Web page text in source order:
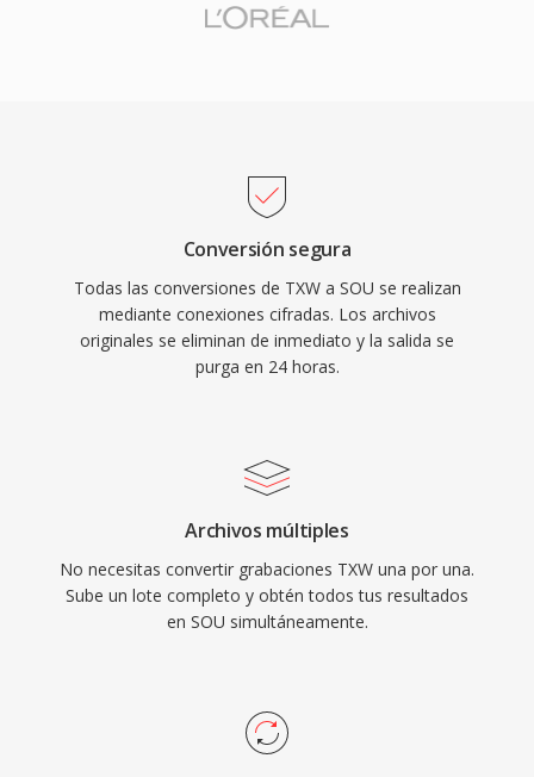
Conversión segura
Todas las conversiones de TXW a SOU se realizan
mediante conexiones cifradas. Los archivos
originales se eliminan de inmediato y la salida se
purga en 24 horas.
Archivos múltiples
No necesitas convertir grabaciones TXW una por una.
Sube un lote completo y obtén todos tus resultados
en SOU simultáneamente.